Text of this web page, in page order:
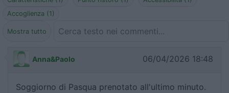
Accoglienza (1)
Mostra tutto
Anna&Paolo 06/04/2026 18:48
Soggiorno di Pasqua prenotato all'ultimo minuto.